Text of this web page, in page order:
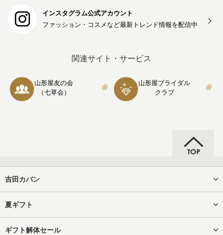
インスタグラム公式アカウント
ファッション・コスメなど最新トレンド情報を配信中
関連サイト・サービス
山形屋友の会
（七草会）
山形屋ブライダル
クラブ
吉田カバン
夏ギフト
ギフト解体セール